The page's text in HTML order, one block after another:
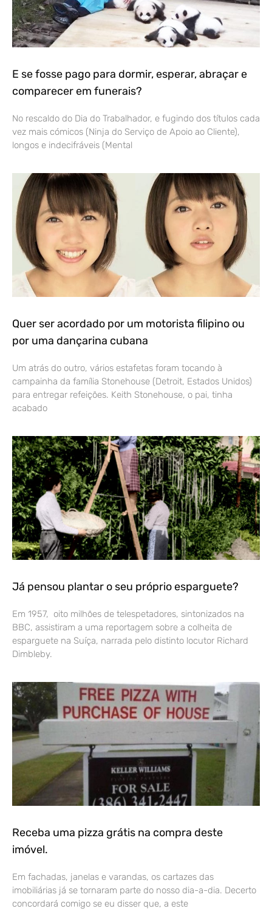
E se fosse pago para dormir, esperar, abraçar e
comparecer em funerais?
No rescaldo do Dia do Trabalhador, e fugindo dos títulos cada
vez mais cómicos (Ninja do Serviço de Apoio ao Cliente),
longos e indecifráveis (Mental
Quer ser acordado por um motorista filipino ou
por uma dançarina cubana
Um atrás do outro, vários estafetas foram tocando à
campainha da família Stonehouse (Detroit, Estados Unidos)
para entregar refeições. Keith Stonehouse, o pai, tinha
acabado
Já pensou plantar o seu próprio esparguete?
Em 1957, oito milhões de telespetadores, sintonizados na
BBC, assistiram a uma reportagem sobre a colheita de
esparguete na Suíça, narrada pelo distinto locutor Richard
Dimbleby.
Receba uma pizza grátis na compra deste
imóvel.
Em fachadas, janelas e varandas, os cartazes das
imobiliárias já se tornaram parte do nosso dia-a-dia. Decerto
concordará comigo se eu disser que, a este